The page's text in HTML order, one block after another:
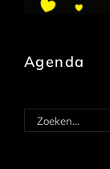
Agenda
Zoeken
naar: